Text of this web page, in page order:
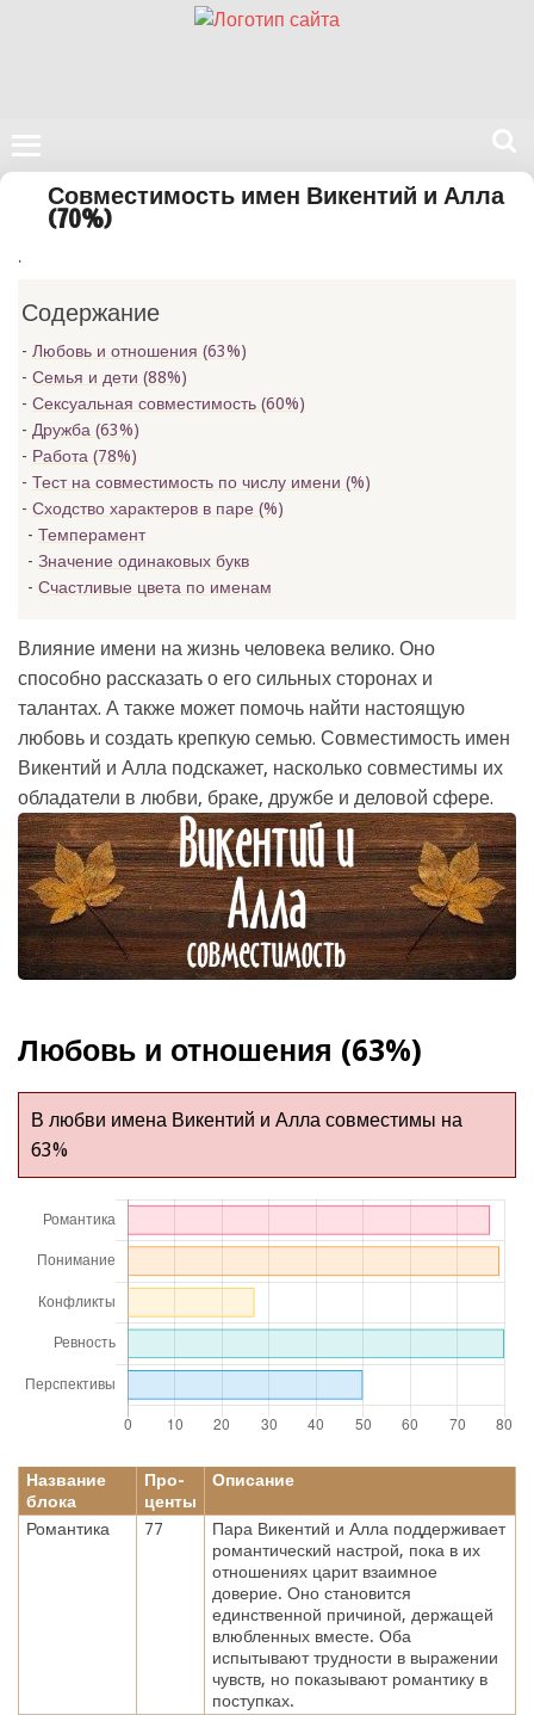
Поиск
сайте
Совместимость имен Викентий и Алла
(70%)
.
Содержание
Любовь и отношения (63%)
Семья и дети (88%)
Сексуальная совместимость (60%)
Дружба (63%)
Работа (78%)
Тест на совместимость по числу имени (%)
Сходство характеров в паре (%)
Темперамент
Значение одинаковых букв
Счастливые цвета по именам
Влияние имени на жизнь человека велико. Оно
способно рассказать о его сильных сторонах и
талантах. А также может помочь найти настоящую
любовь и создать крепкую семью. Совместимость имен
Викентий и Алла подскажет, насколько совместимы их
обладатели в любви, браке, дружбе и деловой сфере.
Любовь и отношения (63%)
В любви имена Викентий и Алла совместимы на
63%
Название
блока
Про-
центы
Описание
Романтика 77
Пара Викентий и Алла поддерживает
романтический настрой, пока в их
отношениях царит взаимное
доверие. Оно становится
единственной причиной, держащей
влюбленных вместе. Оба
испытывают трудности в выражении
чувств, но показывают романтику в
поступках.